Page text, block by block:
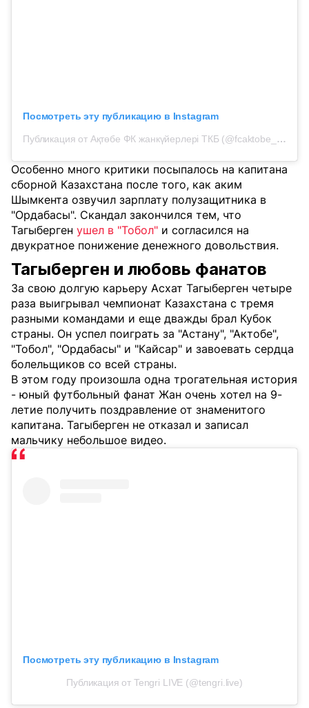
Посмотреть эту публикацию в Instagram
Публикация от Ақтөбе ФК жанкүйерлері ТКБ (@fcaktobe_tkb)
Особенно много критики посыпалось на капитана
сборной Казахстана после того, как аким
Шымкента озвучил зарплату полузащитника в
"Ордабасы". Скандал закончился тем, что
Тагыберген ушел в "Тобол" и согласился на
двукратное понижение денежного довольствия.
Тагыберген и любовь фанатов
За свою долгую карьеру Асхат Тагыберген четыре
раза выигрывал чемпионат Казахстана с тремя
разными командами и еще дважды брал Кубок
страны. Он успел поиграть за "Астану", "Актобе",
"Тобол", "Ордабасы" и "Кайсар" и завоевать сердца
болельщиков со всей страны.
В этом году произошла одна трогательная история
- юный футбольный фанат Жан очень хотел на 9-
летие получить поздравление от знаменитого
капитана. Тагыберген не отказал и записал
мальчику небольшое видео.
Посмотреть эту публикацию в Instagram
Публикация от Tengri LIVE (@tengri.live)